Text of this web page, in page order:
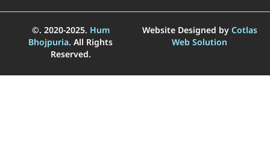
©. 2020-2025. Hum
Bhojpuria. All Rights
Reserved.
Website Designed by Cotlas
Web Solution